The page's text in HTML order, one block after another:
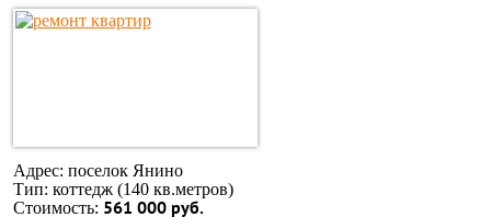
Адрес: поселок Янино
Тип: коттедж (140 кв.метров)
Стоимость: 561 000 руб.